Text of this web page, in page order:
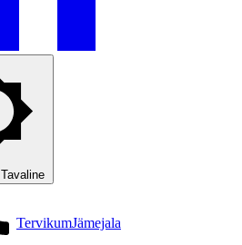
Tavaline
TervikumJämejala